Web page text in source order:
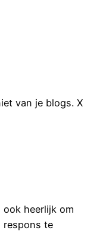
van je blogs. X
ook heerlijk om
respons te